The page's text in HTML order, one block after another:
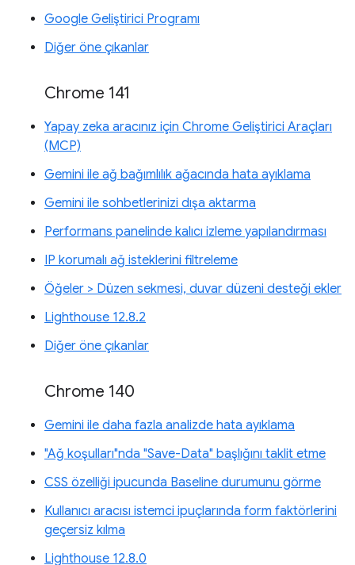
Google Geliştirici Programı
Diğer öne çıkanlar
Chrome 141
Yapay zeka aracınız için Chrome Geliştirici Araçları
(MCP)
Gemini ile ağ bağımlılık ağacında hata ayıklama
Gemini ile sohbetlerinizi dışa aktarma
Performans panelinde kalıcı izleme yapılandırması
IP korumalı ağ isteklerini filtreleme
Öğeler > Düzen sekmesi, duvar düzeni desteği ekler
Lighthouse 12.8.2
Diğer öne çıkanlar
Chrome 140
Gemini ile daha fazla analizde hata ayıklama
"Ağ koşulları"nda "Save-Data" başlığını taklit etme
CSS özelliği ipucunda Baseline durumunu görme
Kullanıcı aracısı istemci ipuçlarında form faktörlerini
geçersiz kılma
Lighthouse 12.8.0